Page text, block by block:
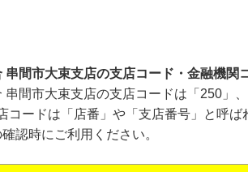
串間市大束支店の支店コード・金融機関
串間市大束支店の支店コードは「250」
コードは「店番」や「支店番号」と呼
認時にご利用ください。